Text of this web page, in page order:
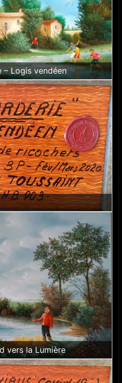
– Logis vendéen
vers la Lumière